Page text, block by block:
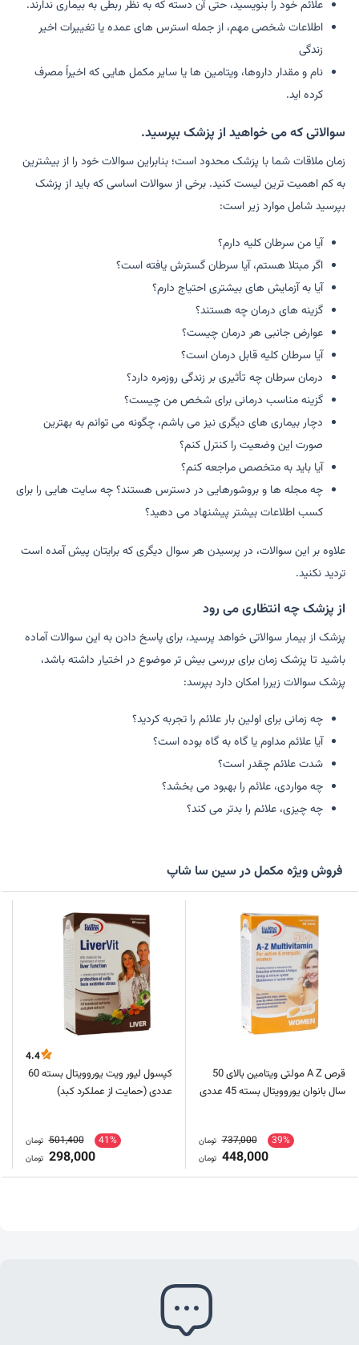
علائم خود را بنویسید، حتی آن دسته که به نظر ربطی به بیماری ندارند.
اطلاعات شخصی مهم، از جمله استرس های عمده یا تغییرات اخیر
زندگی
نام و مقدار داروها، ویتامین ها یا سایر مکمل هایی که اخیراً مصرف
کرده اید.
سوالاتی که می خواهید از پزشک بپرسید.
زمان ملاقات شما با پزشک محدود است؛ بنابراین سوالات خود را از بیشترین
به کم اهمیت ترین لیست کنید. برخی از سوالات اساسی که باید از پزشک
بپرسید شامل موارد زیر است:
آیا من سرطان کلیه دارم؟
اگر مبتلا هستم، آیا سرطان گسترش یافته است؟
آیا به آزمایش های بیشتری احتیاج دارم؟
گزینه های درمان چه هستند؟
عوارض جانبی هر درمان چیست؟
آیا سرطان کلیه قابل درمان است؟
درمان سرطان چه تأثیری بر زندگی روزمره دارد؟
گزینه مناسب درمانی برای شخص من چیست؟
دچار بیماری های دیگری نیز می باشم، چگونه می توانم به بهترین
صورت این وضعیت را کنترل کنم؟
آیا باید به متخصص مراجعه کنم؟
چه مجله ها و بروشورهایی در دسترس هستند؟ چه سایت هایی را برای
کسب اطلاعات بیشتر پیشنهاد می دهید؟
علاوه بر این سوالات، در پرسیدن هر سوال دیگری که برایتان پیش آمده است
تردید نکنید.
از پزشک چه انتظاری می رود
پزشک از بیمار سوالاتی خواهد پرسید، برای پاسخ دادن به این سوالات آماده
باشید تا پزشک زمان برای بررسی بیش تر موضوع در اختیار داشته باشد،
پزشک سوالات زیررا امکان دارد بپرسد:
چه زمانی برای اولین بار علائم را تجربه کردید؟
آیا علائم مداوم یا گاه به گاه بوده است؟
شدت علائم چقدر است؟
چه مواردی، علائم را بهبود می بخشد؟
چه چیزی، علائم را بدتر می کند؟
فروش ویژه مکمل در سین سا شاپ
قرص A Z مولتی ویتامین بالای 50
سال بانوان یوروویتال بسته 45 عددی
39%
737,000 تومان
448,000 تومان
4.4
کپسول لیور ویت یوروویتال بسته 60
عددی (حمایت از عملکرد کبد)
41%
501,400 تومان
298,000 تومان